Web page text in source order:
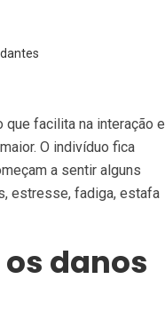
que facilita na interação e
O indivíduo fica
a sentir alguns
estresse, fadiga, estafa
danos